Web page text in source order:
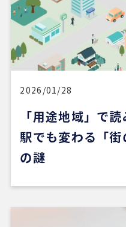
5 か月前
新しい自宅の購入でお
料が無料だったのが素
石さん）の知識も豊富
際してゴリ押しもなく
た。おすすめです。
※Google口コミよ
2026/01/28
「用途地域」で
駅でも変わる「
の謎